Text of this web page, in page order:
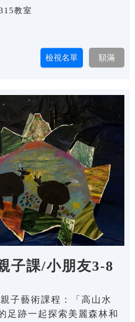
教室
子課/小朋友3-8
子藝術課程：「高山水
足跡一起探索美麗森林和